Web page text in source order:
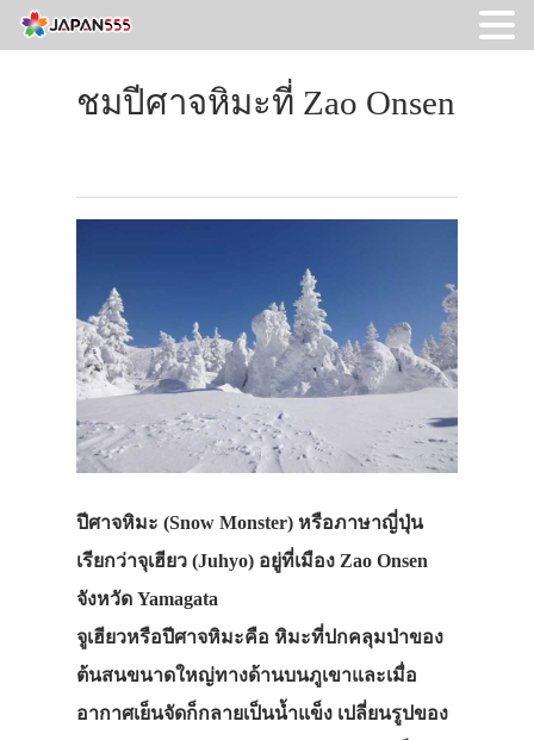
ชมปีศาจหิมะที่ Zao Onsen
ปีศาจหิมะ (Snow Monster) หรือภาษาญี่ปุ่น
เรียกว่าจุเฮียว (Juhyo) อยู่ที่เมือง Zao Onsen
จังหวัด Yamagata
จูเฮียวหรือปีศาจหิมะคือ หิมะที่ปกคลุมป่าของ
ต้นสนขนาดใหญ่ทางด้านบนภูเขาและเมื่อ
อากาศเย็นจัดก็กลายเป็นน้ำแข็ง เปลี่ยนรูปของ